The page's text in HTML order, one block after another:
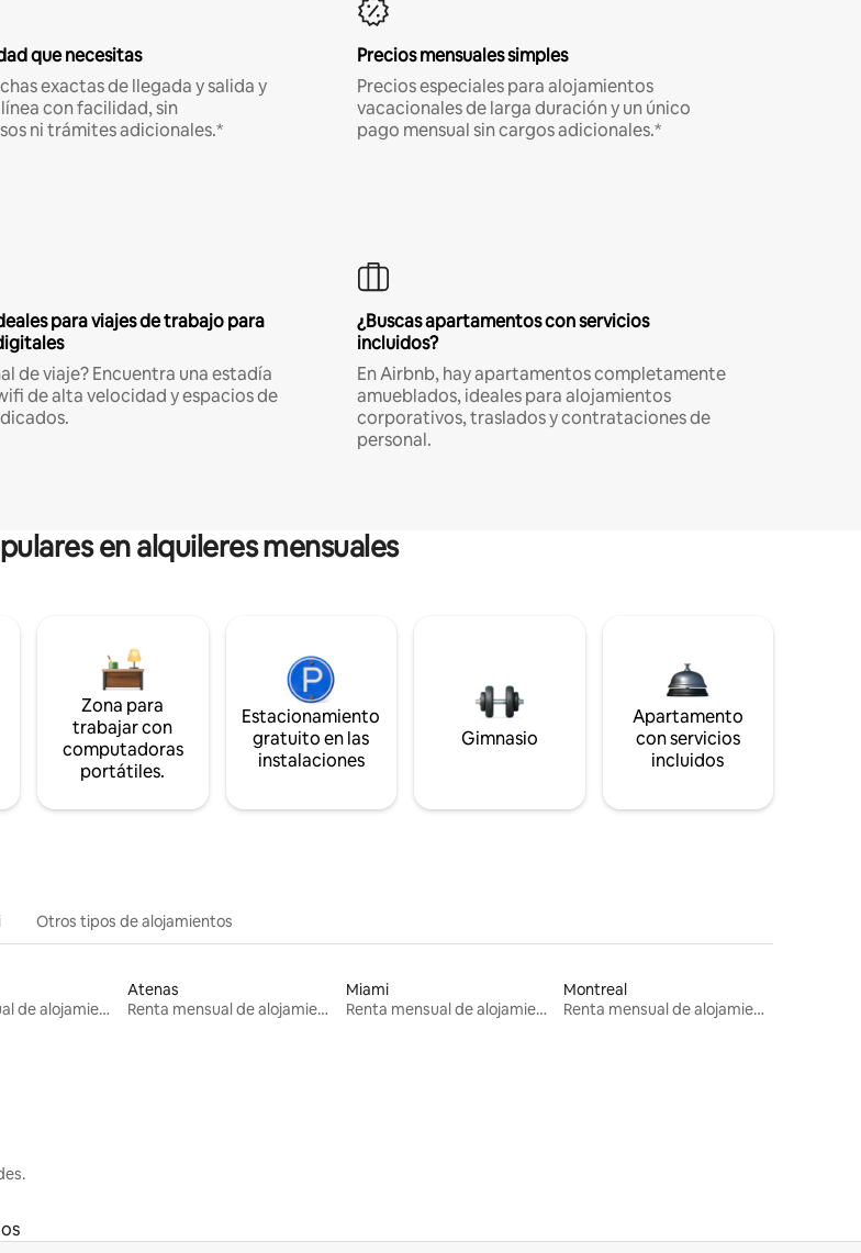
que necesitas
exactas de llegada y salida y
con facilidad, sin
ni trámites adicionales.*
Precios mensuales simples
Precios especiales para alojamientos
vacacionales de larga duración y un único
pago mensual sin cargos adicionales.*
para viajes de trabajo para
de viaje? Encuentra una estadía
de alta velocidad y espacios de
¿Buscas apartamentos con servicios
incluidos?
En Airbnb, hay apartamentos completamente
amueblados, ideales para alojamientos
corporativos, traslados y contrataciones de
personal.
en alquileres mensuales
Zona para
trabajar con
computadoras
portátiles.
Estacionamiento
gratuito en las
instalaciones
Gimnasio
Apartamento
con servicios
incluidos
Otros tipos de alojamientos
Renta mensual de alojamientos
Atenas
Renta mensual de alojamientos
Miami
Renta mensual de alojamientos
Montreal
Renta mensual de alojamientos